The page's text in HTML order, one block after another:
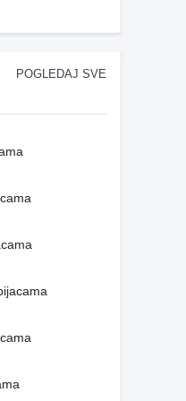
POGLEDAJ SVE